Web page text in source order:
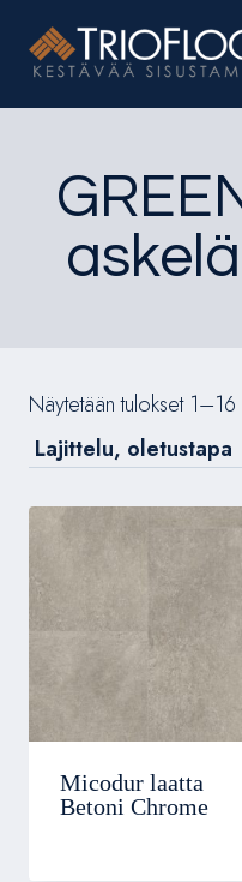
sisältöön
Näytetään tulokset
Micodur laatta
Betoni Chrome